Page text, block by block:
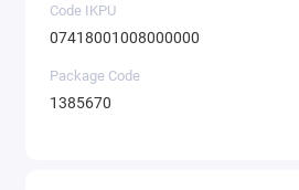
Code IKPU
07418001008000000
Package Code
1385670